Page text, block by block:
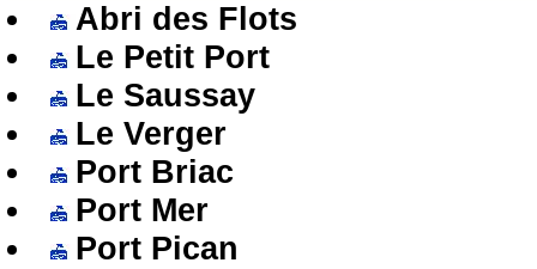
Abri des Flots
Le Petit Port
Le Saussay
Le Verger
Port Briac
Port Mer
Port Pican